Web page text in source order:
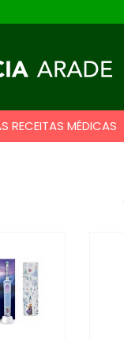
RECEITAS MÉDICAS